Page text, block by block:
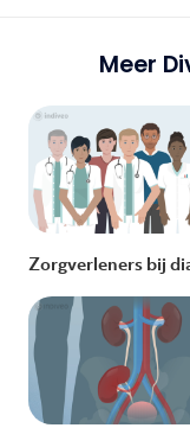
Meer
Zorgverleners bij